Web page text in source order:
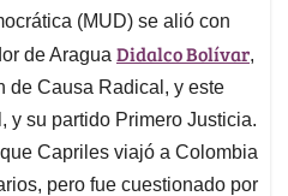
(MUD) se alió con
de Aragua Didalco Bolívar,
de Causa Radical, y este
y su partido Primero Justicia.
Capriles viajó a Colombia
pero fue cuestionado por